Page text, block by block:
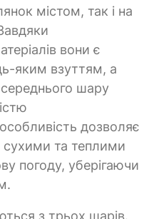
містом, так і на
вони є
яким взуттям, а
шару
дозволяє
сухими та теплими
погоду, уберігаючи
з трьох шарів.